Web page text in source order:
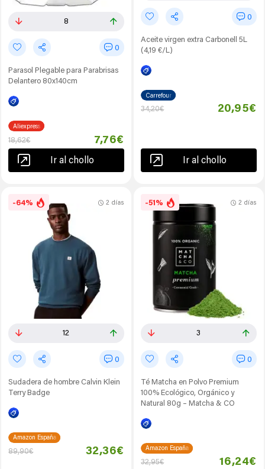
8
0
Parasol Plegable para Parabrisas
Delantero 80x140cm
Aliexpress
18,62€ 7,76€
Ir al chollo
0
Aceite virgen extra Carbonell 5L
(4,19 €/L)
Carrefour
34,20€ 20,95€
Ir al chollo
-64%
12
0
Sudadera de hombre Calvin Klein
Terry Badge
2 días
Amazon España
89,90€ 32,36€
-51%
3
0
Té Matcha en Polvo Premium
100% Ecológico, Orgánico y
Natural 80g – Matcha & CO
2 días
Amazon España
32,95€ 16,24€